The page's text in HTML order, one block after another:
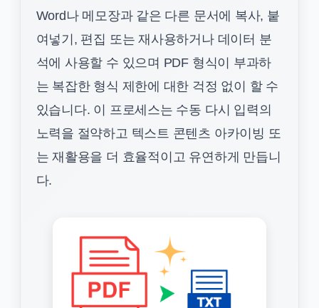
Word나 메모장과 같은 다른 문서에 복사, 붙
여넣기, 편집 또는 재사용하거나 데이터 분
석에 사용할 수 있으며 PDF 형식이 부과하
는 복잡한 형식 제한에 대한 걱정 없이 할 수
있습니다. 이 프로세스는 수동 다시 입력의
노력을 절약하고 텍스트 콘텐츠 아카이빙 또
는 재활용을 더 효율적이고 유연하게 만듭니
다.